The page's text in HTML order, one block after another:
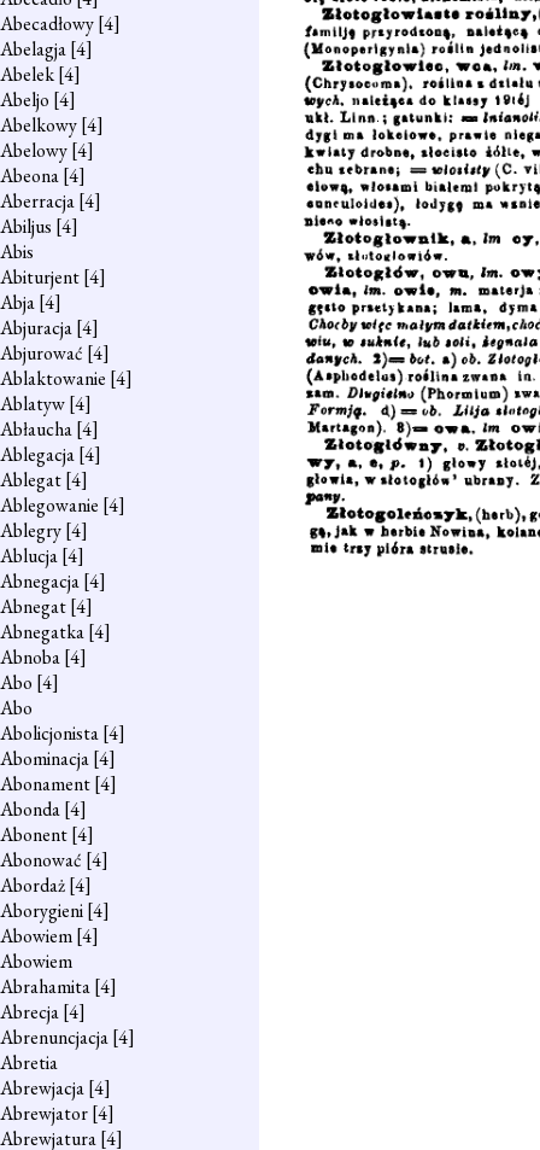
Abecadłowy[4]
Abelagja[4]
Abelek[4]
Abeljo [4]
Abelkowy[4]
Abelowy[4]
Abeona[4]
Aberracja[4]
Abiljus [4]
Abis
Abiturjent[4]
Abja[4]
Abjuracja[4]
Abjurować [4]
Ablaktowanie [4]
Ablatyw[4]
Abłaucha[4]
Ablegacja[4]
Ablegat[4]
Ablegowanie [4]
Ablegry[4]
Ablucja[4]
Abnegacja[4]
Abnegat[4]
Abnegatka[4]
Abnoba[4]
Abo [4]
Abo
Abolicjonista[4]
Abominacja[4]
Abonament[4]
Abonda[4]
Abonent[4]
Abonować [4]
Abordaż[4]
Aborygieni[4]
Abowiem[4]
Abowiem
Abrahamita[4]
Abrecja[4]
Abrenuncjacja[4]
Abretia
Abrewjacja[4]
Abrewjator[4]
Abrewjatura[4]